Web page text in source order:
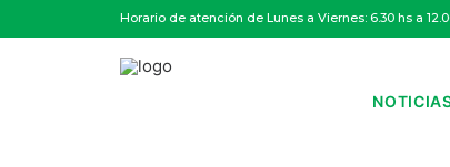
Horario de atención de Lunes a Viernes: 6.30 hs a